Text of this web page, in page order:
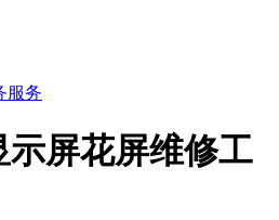
服务
屏花屏维修工